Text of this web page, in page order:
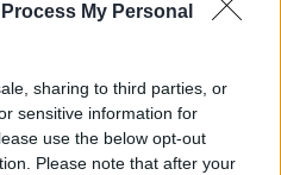
My Personal
sharing to third parties, or
sensitive information for
use the below opt-out
Please note that after your
V sobotu na hasičský ples do